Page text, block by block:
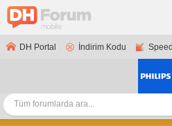
DH Portal İndirim Kodu